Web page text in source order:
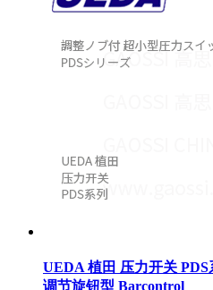
UEDA 植田 压力开关 PDS
调节旋钮型 Barcontrol